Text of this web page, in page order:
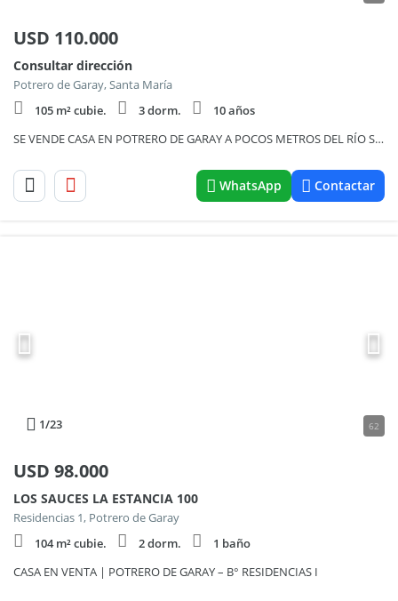
USD 110.000
Consultar dirección
Potrero de Garay, Santa María
105 m² cubie.
3 dorm.
10 años
SE VENDE CASA EN POTRERO DE GARAY A POCOS METROS DEL RÍO SAN PEDRO 779
WhatsApp Contactar
1/23 62
USD 98.000
LOS SAUCES LA ESTANCIA 100
Residencias 1, Potrero de Garay
104 m² cubie.
2 dorm.
1 baño
CASA EN VENTA | POTRERO DE GARAY – B° RESIDENCIAS I